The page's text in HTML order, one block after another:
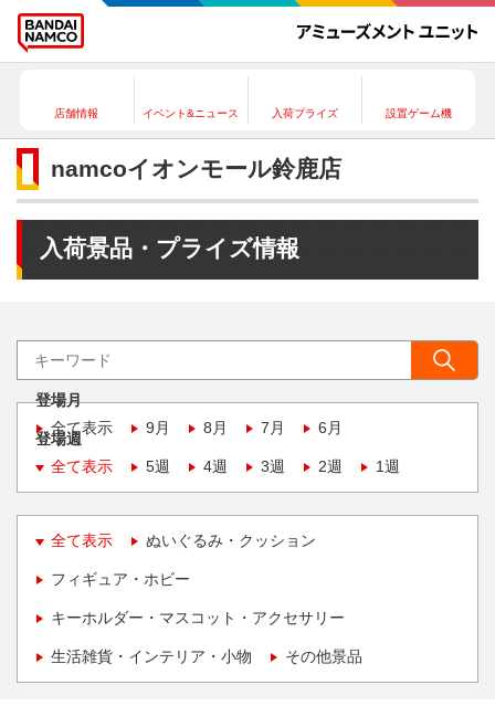
店舗情報 イベント&ニュース 入荷プライズ 設置ゲーム機
namcoイオンモール鈴鹿店
入荷景品・プライズ情報
登場月
全て表示
9月 8月 7月 6月
登場週
全て表示
5週 4週 3週 2週 1週
全て表示 ぬいぐるみ・クッション
フィギュア・ホビー
キーホルダー・マスコット・アクセサリー
生活雑貨・インテリア・小物 その他景品